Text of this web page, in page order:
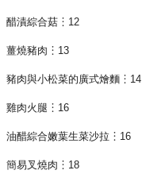
醋漬綜合菇︙12
薑燒豬肉︙13
豬肉與小松菜的廣式燴麵︙14
雞肉火腿︙16
油醋綜合嫩葉生菜沙拉︙16
簡易叉燒肉︙18